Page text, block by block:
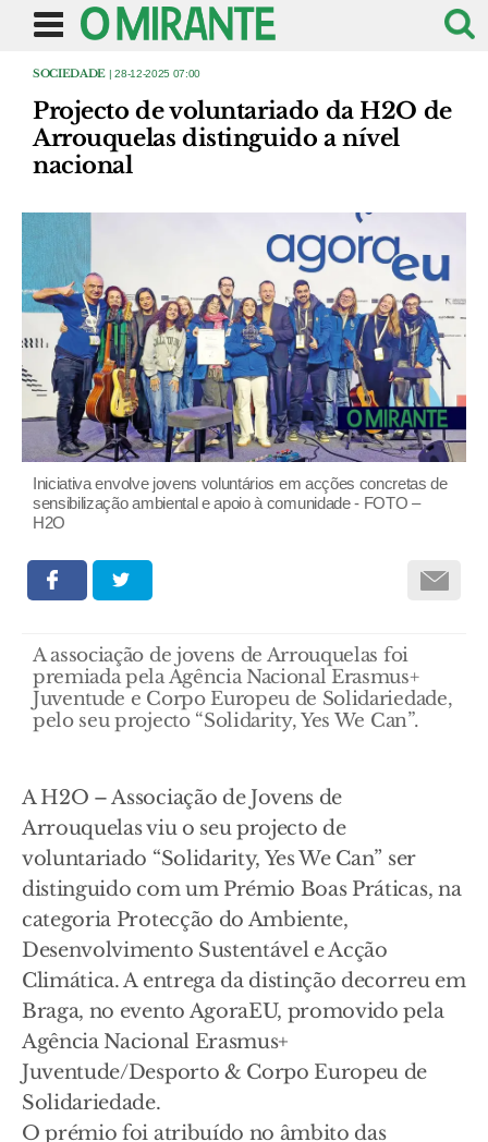
SOCIEDADE | 28-12-2025 07:00
Projecto de voluntariado da H2O de
Arrouquelas distinguido a nível
nacional
Iniciativa envolve jovens voluntários em acções concretas de
sensibilização ambiental e apoio à comunidade - FOTO –
H2O
A associação de jovens de Arrouquelas foi
premiada pela Agência Nacional Erasmus+
Juventude e Corpo Europeu de Solidariedade,
pelo seu projecto “Solidarity, Yes We Can”.
A H2O – Associação de Jovens de
Arrouquelas viu o seu projecto de
voluntariado “Solidarity, Yes We Can” ser
distinguido com um Prémio Boas Práticas, na
categoria Protecção do Ambiente,
Desenvolvimento Sustentável e Acção
Climática. A entrega da distinção decorreu em
Braga, no evento AgoraEU, promovido pela
Agência Nacional Erasmus+
Juventude/Desporto & Corpo Europeu de
Solidariedade.
O prémio foi atribuído no âmbito das